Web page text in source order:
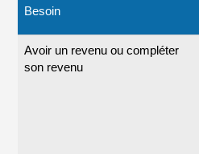
Besoin
Avoir un revenu ou compléter
son revenu